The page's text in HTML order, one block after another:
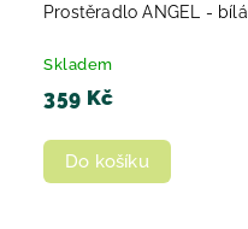
Prostěradlo ANGEL - bílá
Skladem
359 Kč
Do košíku